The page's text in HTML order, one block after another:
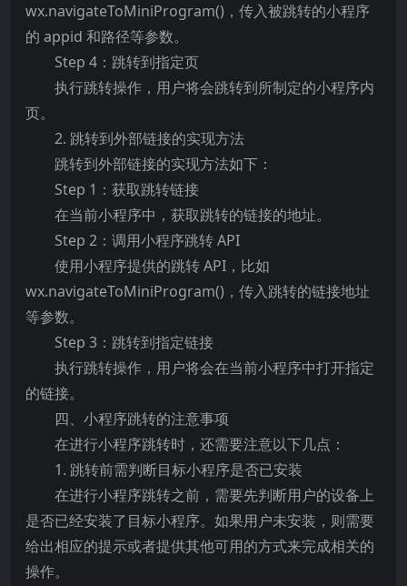
wx.navigateToMiniProgram()，传入被跳转的小程序
的 appid 和路径等参数。
Step 4：跳转到指定页
执行跳转操作，用户将会跳转到所制定的小程序内
页。
2. 跳转到外部链接的实现方法
跳转到外部链接的实现方法如下：
Step 1：获取跳转链接
在当前小程序中，获取跳转的链接的地址。
Step 2：调用小程序跳转 API
使用小程序提供的跳转 API，比如
wx.navigateToMiniProgram()，传入跳转的链接地址
等参数。
Step 3：跳转到指定链接
执行跳转操作，用户将会在当前小程序中打开指定
的链接。
四、小程序跳转的注意事项
在进行小程序跳转时，还需要注意以下几点：
1. 跳转前需判断目标小程序是否已安装
在进行小程序跳转之前，需要先判断用户的设备上
是否已经安装了目标小程序。如果用户未安装，则需要
给出相应的提示或者提供其他可用的方式来完成相关的
操作。